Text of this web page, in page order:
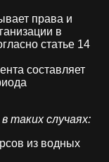
права и
в
статье 14
составляет
таких случаях:
из водных